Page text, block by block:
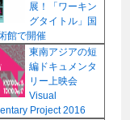
展！「ワーキン
グタイトル」国
館で開催
東南アジアの短
編ドキュメンタ
リー上映会
Visual
Project 2016